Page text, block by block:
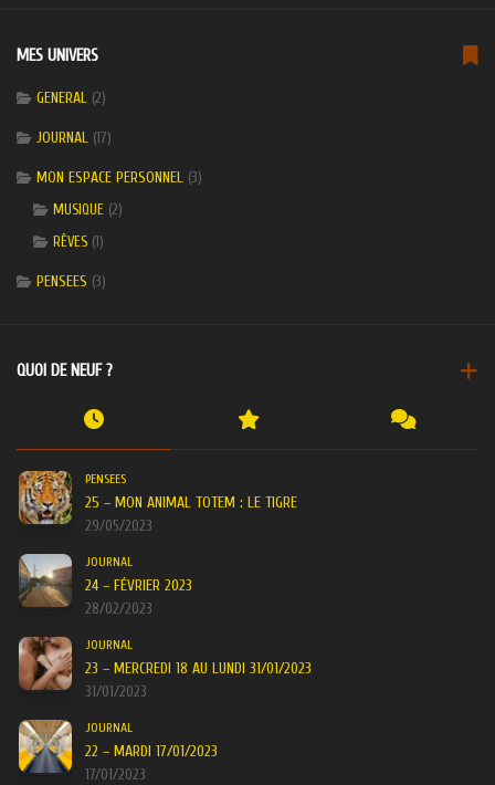
MES UNIVERS
GENERAL (2)
JOURNAL (17)
MON ESPACE PERSONNEL (3)
MUSIQUE (2)
RÊVES (1)
PENSEES (3)
QUOI DE NEUF ?
PENSEES
25 – MON ANIMAL TOTEM : LE TIGRE
29/05/2023
JOURNAL
24 – FÉVRIER 2023
28/02/2023
JOURNAL
23 – MERCREDI 18 AU LUNDI 31/01/2023
31/01/2023
JOURNAL
22 – MARDI 17/01/2023
17/01/2023